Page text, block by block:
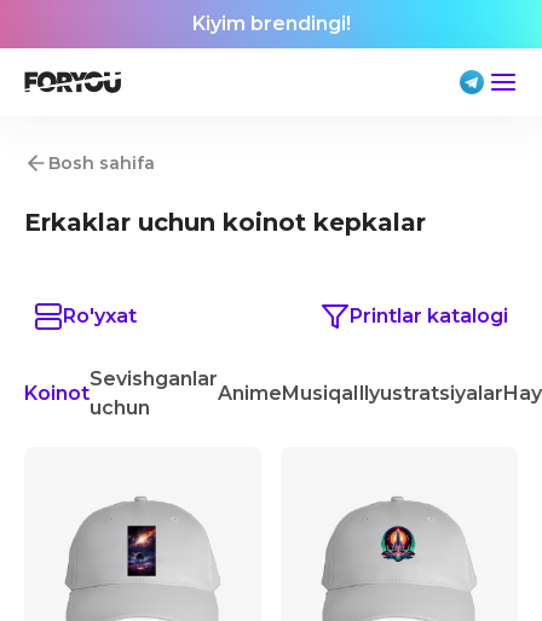
Kiyim brendingi!
Bosh sahifa
Erkaklar uchun koinot kepkalar
Ro'yxat Printlar katalogi
Koinot
Sevishganlar
uchun
AnimeMusiqaIllyustratsiyalar